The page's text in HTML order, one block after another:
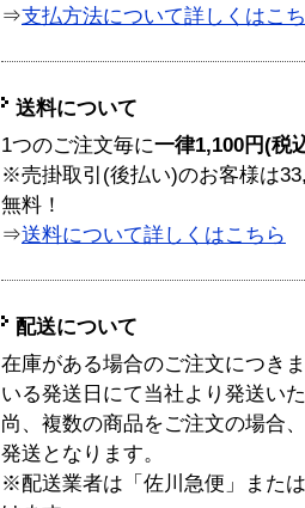
⇒支払方法について詳しくはこ
送料について
1つのご注文毎に一律1,100円(税
※売掛取引(後払い)のお客様は
無料！
⇒送料について詳しくはこちら
配送について
在庫がある場合のご注文につき
いる発送日にて当社より発送い
尚、複数の商品をご注文の場合
発送となります。
※配送業者は「佐川急便」また